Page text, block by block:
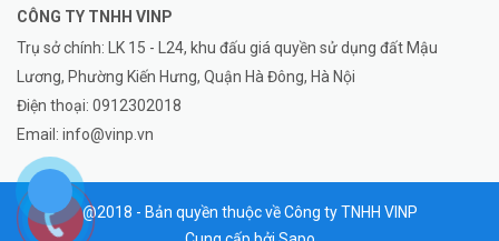
CÔNG TY TNHH VINP
Trụ sở chính: LK 15 - L24, khu đấu giá quyền sử dụng đất Mậu
Lương, Phường Kiến Hưng, Quận Hà Đông, Hà Nội
Điện thoại: 0912302018
Email: info@vinp.vn
@2018 - Bản quyền thuộc về Công ty TNHH VINP